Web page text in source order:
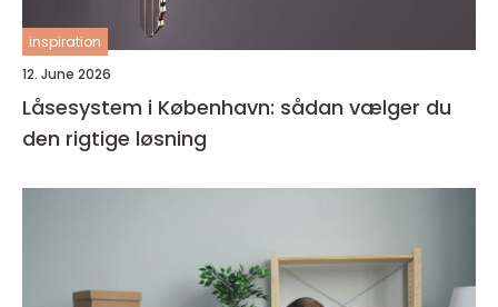
inspiration
12. June 2026
Låsesystem i København: sådan vælger du
den rigtige løsning